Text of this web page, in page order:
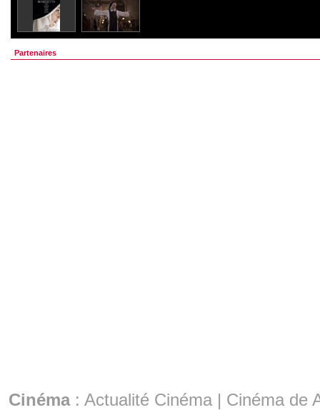
Partenaires
Cinéma: Actualité Cinéma | Cinéma de